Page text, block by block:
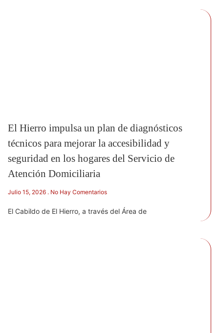
El Hierro impulsa un plan de diagnósticos
técnicos para mejorar la accesibilidad y
seguridad en los hogares del Servicio de
Atención Domiciliaria
Julio 15, 2026 No Hay Comentarios
El Cabildo de El Hierro, a través del Área de